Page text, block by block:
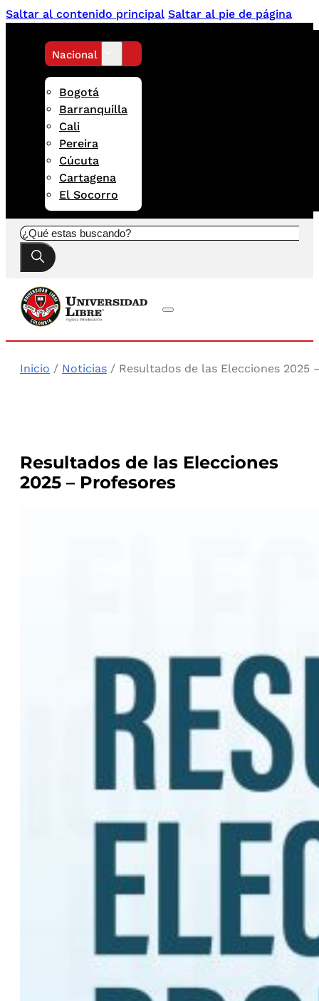
Saltar al contenido principal Saltar al pie de página
Nacional
Bogotá
Barranquilla
Cali
Pereira
Cúcuta
Cartagena
El Socorro
Buscar
Inicio / Noticias / Resultados de las Elecciones 2025
Resultados de las Elecciones
2025 – Profesores